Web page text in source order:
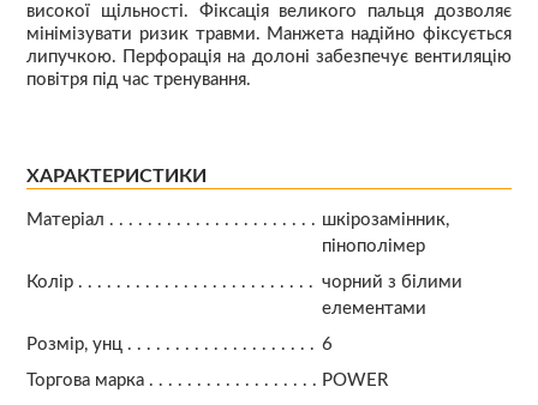
високої щільності. Фіксація великого пальця дозволяє
мінімізувати ризик травми. Манжета надійно фіксується
липучкою. Перфорація на долоні забезпечує вентиляцію
повітря під час тренування.
ХАРАКТЕРИСТИКИ
Матеріал
шкірозамінник,
пінополімер
Колір
чорний з білими
елементами
Розмір, унц
6
Торгова марка
POWER